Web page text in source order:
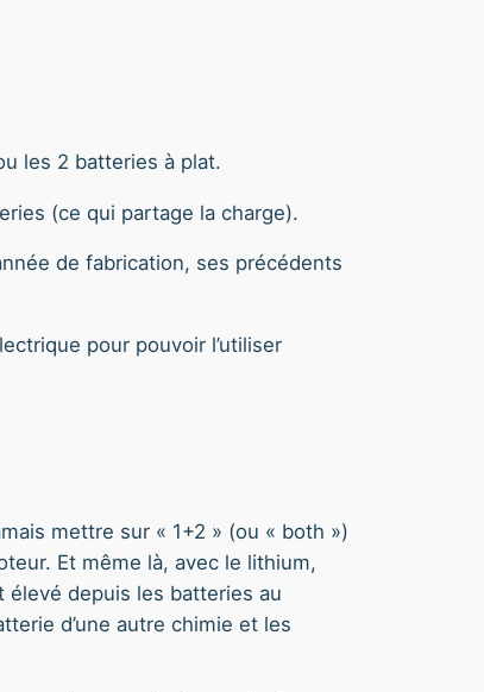
les 2 batteries à plat.
(ce qui partage la charge).
de fabrication, ses précédents
pour pouvoir l’utiliser
mettre sur « 1+2 » (ou « both »)
Et même là, avec le lithium,
élevé depuis les batteries au
d’une autre chimie et les